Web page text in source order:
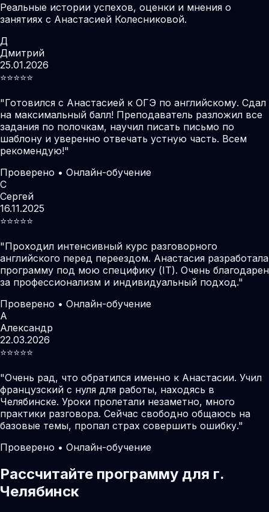
Реальные истории успехов, оценки и мнения о
занятиях с Анастасией Колесниковой.
Д
Дмитрий
25.01.2026
⭐️⭐️⭐️⭐️⭐️
"Готовился с Анастасией к ОГЭ по английскому. Сдал
на максимальный балл! Преподаватель разложил все
задания по полочкам, научил писать письмо по
шаблону и уверенно отвечать устную часть. Всем
рекомендую!"
Проверено • Онлайн-обучение
С
Сергей
16.11.2025
⭐️⭐️⭐️⭐️⭐️
"Проходил интенсивный курс разговорного
английского перед переездом. Анастасия разработала
программу под мою специфику (IT). Очень благодарен
за профессионализм и индивидуальный подход."
Проверено • Онлайн-обучение
А
Александр
22.03.2026
⭐️⭐️⭐️⭐️⭐️
"Очень рад, что обратился именно к Анастасии. Учил
французский с нуля для работы, находясь в
Челябинске. Уроки пролетали незаметно, много
практики разговора. Сейчас свободно общаюсь на
базовые темы, пропал страх совершить ошибку."
Проверено • Онлайн-обучение
Рассчитайте программу для г.
Челябинск